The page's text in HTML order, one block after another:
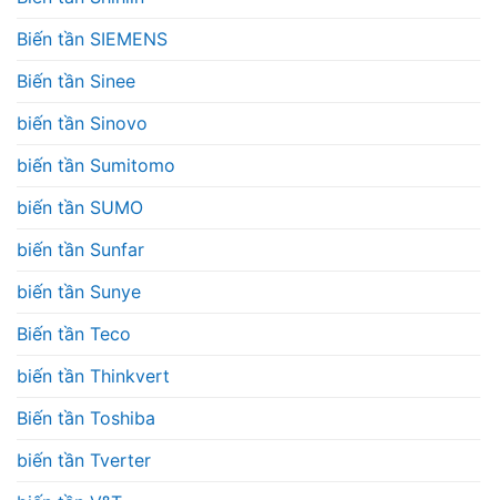
Biến tần SIEMENS
Biến tần Sinee
biến tần Sinovo
biến tần Sumitomo
biến tần SUMO
biến tần Sunfar
biến tần Sunye
Biến tần Teco
biến tần Thinkvert
Biến tần Toshiba
biến tần Tverter